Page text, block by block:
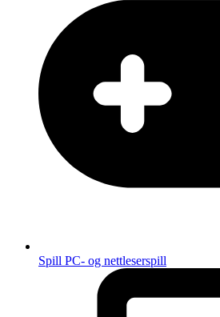
Spill PC- og nettleserspill